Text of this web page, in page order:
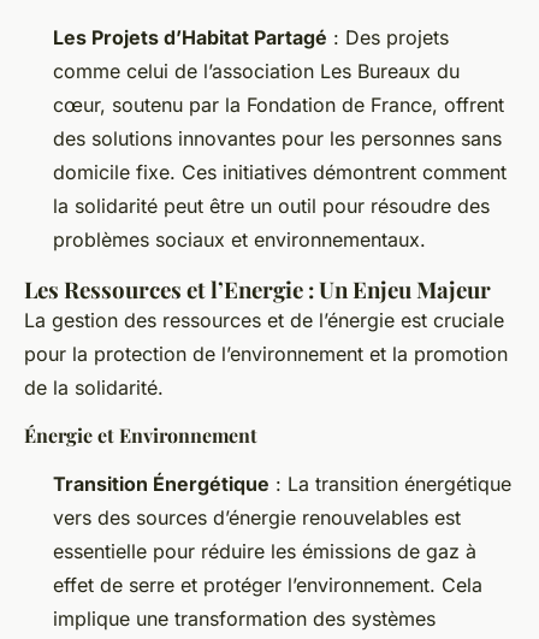
Les Projets d’Habitat Partagé : Des projets
comme celui de l’association Les Bureaux du
cœur, soutenu par la Fondation de France, offrent
des solutions innovantes pour les personnes sans
domicile fixe. Ces initiatives démontrent comment
la solidarité peut être un outil pour résoudre des
problèmes sociaux et environnementaux.
Les Ressources et l’Energie : Un Enjeu Majeur
La gestion des ressources et de l’énergie est cruciale
pour la protection de l’environnement et la promotion
de la solidarité.
Énergie et Environnement
Transition Énergétique : La transition énergétique
vers des sources d’énergie renouvelables est
essentielle pour réduire les émissions de gaz à
effet de serre et protéger l’environnement. Cela
implique une transformation des systèmes